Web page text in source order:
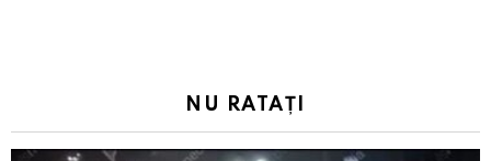
NU RATAȚI